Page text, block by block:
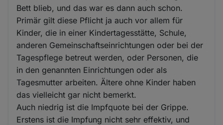
Bett blieb, und das war es dann auch schon.
Primär gilt diese Pflicht ja auch vor allem für
Kinder, die in einer Kindertagesstätte, Schule,
anderen Gemeinschaftseinrichtungen oder bei der
Tagespflege betreut werden, oder Personen, die
in den genannten Einrichtungen oder als
Tagesmutter arbeiten. Ältere ohne Kinder haben
das vielleicht gar nicht bemerkt.
Auch niedrig ist die Impfquote bei der Grippe.
Erstens ist die Impfung nicht sehr effektiv, und